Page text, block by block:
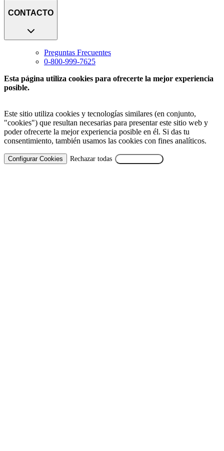
CONTACTO
Preguntas Frecuentes
0-800-999-7625
Esta página utiliza cookies para ofrecerte la mejor experiencia
posible.
Este sitio utiliza cookies y tecnologías similares (en conjunto,
"cookies") que resultan necesarias para presentar este sitio web y
poder ofrecerte la mejor experiencia posible en él. Si das tu
consentimiento, también usamos las cookies con fines analíticos.
Configurar Cookies Rechazar todas